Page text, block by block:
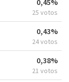
0,45%
25 votos
0,43%
24 votos
0,38%
21 votos